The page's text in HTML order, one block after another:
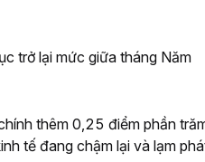
trở lại mức giữa tháng Năm
thêm 0,25 điểm phần
tế đang chậm lại và lạm